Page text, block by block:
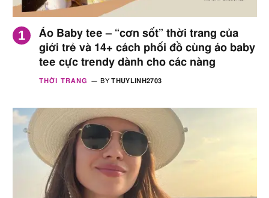
Áo Baby tee – “cơn sốt” thời trang của
giới trẻ và 14+ cách phối đồ cùng áo baby
tee cực trendy dành cho các nàng
THỜI TRANG BY THUYLINH2703